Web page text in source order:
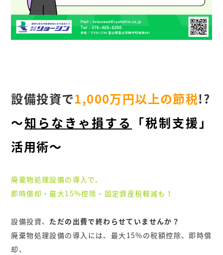
設備投資で1,000万円以上の節税!?
～知らなきゃ損する 「税制支援」
活用術～
廃棄物処理設備の導入で、
即時償却・最大15%控除・固定資産税軽減も！
設備投資、 ただの出費で終わらせていませんか？
廃棄物処理設備の導入には、最大15%の税額控除、即時償
却、